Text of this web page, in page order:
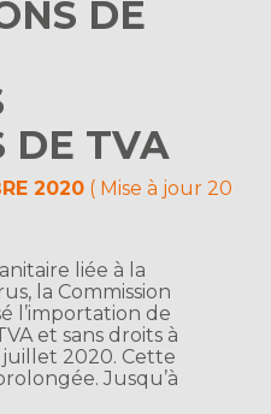
DE
DE TVA
2020 ( Mise à jour 20
liée à la
la Commission
l’importation de
et sans droits à
juillet 2020. Cette
Jusqu’à